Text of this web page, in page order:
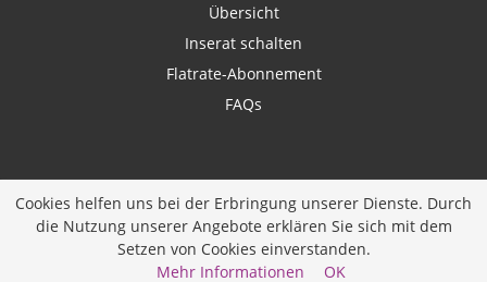
Übersicht
Inserat schalten
Flatrate-Abonnement
FAQs
Ein Unternehmen derDiversity Job Group GmbH
JOBIQO
Cookies helfen uns bei der Erbringung unserer Dienste. Durch
die Nutzung unserer Angebote erklären Sie sich mit dem
Setzen von Cookies einverstanden.
Mehr Informationen
OK